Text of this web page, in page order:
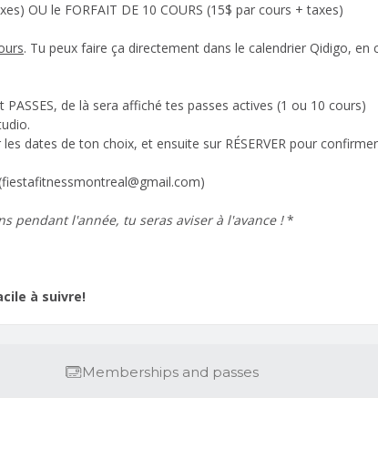
OU le FORFAIT DE 10 COURS (15$ par cours + taxes)
. Tu peux faire ça directement dans le calendrier Qidigo,
de là sera affiché tes passes actives (1 ou 10 cours)
dates de ton choix, et ensuite sur RÉSERVER pour
pendant l'année, tu seras aviser à l'avance !*
à suivre!
Memberships and passes